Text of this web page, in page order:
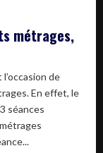
métrages,
de
En effet, le
séances